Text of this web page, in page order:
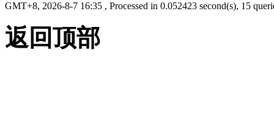
GMT+8, 2026-8-7 16:35 , Processed in 0.052423 second(s), 15
返回顶部